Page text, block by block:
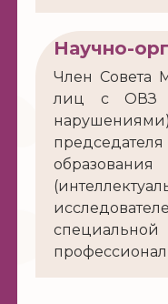
Научно-
Член Совета
лиц с ОВЗ (с
специальной